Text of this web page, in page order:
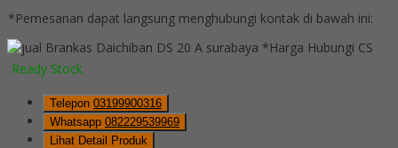
*Pemesanan dapat langsung menghubungi kontak di bawah ini:
*Harga Hubungi CS
Ready Stock
Telepon 03199900316
Whatsapp 082229539969
Lihat Detail Produk